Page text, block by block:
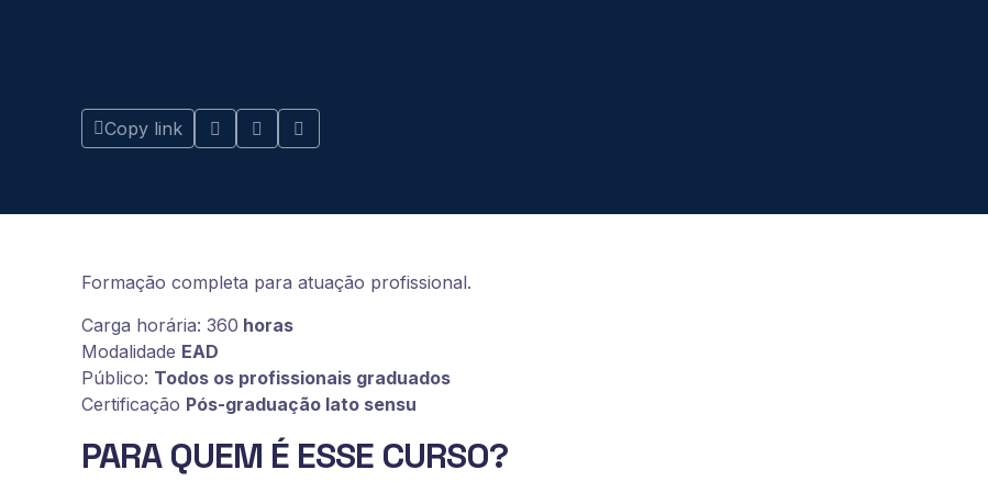
Copy link
Formação completa para atuação profissional.
Carga horária: 360 horas
Modalidade EAD
Público: Todos os profissionais graduados
Certificação Pós-graduação lato sensu
PARA QUEM É ESSE CURSO?